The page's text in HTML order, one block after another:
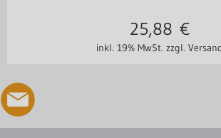
inkl. 19% MwSt. zzgl.
25,88 €